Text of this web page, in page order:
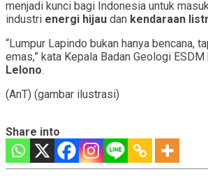
menjadi kunci bagi Indonesia untuk
industri energi hijau dan kendaraan
“Lumpur Lapindo bukan hanya bencana,
emas,” kata Kepala Badan Geologi ESDM
Lelono.
(AnT) (gambar ilustrasi)
Share into